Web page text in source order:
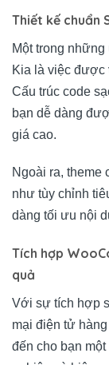
Thiết kế chuẩn
Một trong
Kia là việc được
Cấu trúc code
bạn dễ dàng
giá cao.
Ngoài ra, theme
như tùy chỉnh
dàng tối ưu nội
Tích hợp
quả
Với sự tích hợp
mại điện tử
đến cho bạn